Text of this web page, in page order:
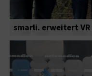
smarli. erweitert VR